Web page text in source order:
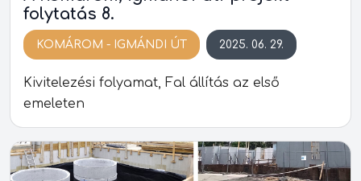
folytatás 8.
KOMÁROM - IGMÁNDI ÚT 2025. 06. 29.
Kivitelezési folyamat, Fal állítás az első
emeleten